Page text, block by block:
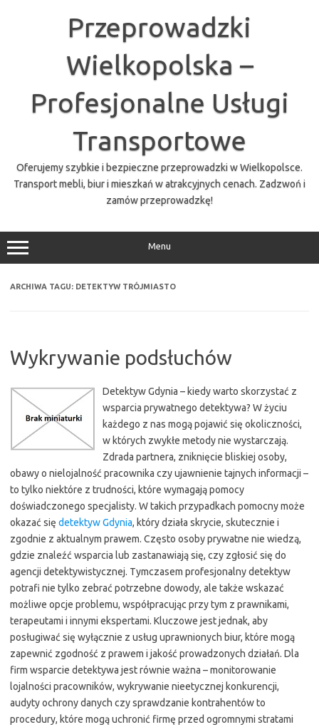
Przeprowadzki
Wielkopolska –
Profesjonalne Usługi
Transportowe
Oferujemy szybkie i bezpieczne przeprowadzki w Wielkopolsce.
Transport mebli, biur i mieszkań w atrakcyjnych cenach. Zadzwoń i
zamów przeprowadzkę!
Menu
ARCHIWA TAGU: DETEKTYW TRÓJMIASTO
Wykrywanie podsłuchów
Detektyw Gdynia – kiedy warto skorzystać z
wsparcia prywatnego detektywa? W życiu
każdego z nas mogą pojawić się okoliczności,
w których zwykłe metody nie wystarczają.
Zdrada partnera, zniknięcie bliskiej osoby,
obawy o nielojalność pracownika czy ujawnienie tajnych informacji –
to tylko niektóre z trudności, które wymagają pomocy
doświadczonego specjalisty. W takich przypadkach pomocny może
okazać się detektyw Gdynia, który działa skrycie, skutecznie i
zgodnie z aktualnym prawem. Często osoby prywatne nie wiedzą,
gdzie znaleźć wsparcia lub zastanawiają się, czy zgłosić się do
agencji detektywistycznej. Tymczasem profesjonalny detektyw
potrafi nie tylko zebrać potrzebne dowody, ale także wskazać
możliwe opcje problemu, współpracując przy tym z prawnikami,
terapeutami i innymi ekspertami. Kluczowe jest jednak, aby
posługiwać się wyłącznie z usług uprawnionych biur, które mogą
zapewnić zgodność z prawem i jakość prowadzonych działań. Dla
firm wsparcie detektywa jest równie ważna – monitorowanie
lojalności pracowników, wykrywanie nieetycznej konkurencji,
audyty ochrony danych czy sprawdzanie kontrahentów to
procedury, które mogą uchronić firmę przed ogromnymi stratami